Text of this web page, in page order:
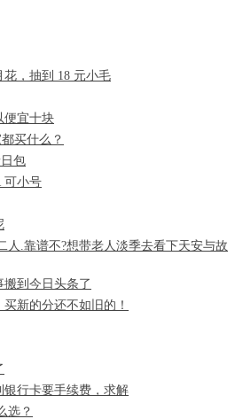
，抽到 18 元小毛
便宜十块
买什么？
包
可小号
人.靠谱不?想带老人淡季去看下天安与故
到今日头条了
新的分还不如旧的！
行卡要手续费，求解
选？